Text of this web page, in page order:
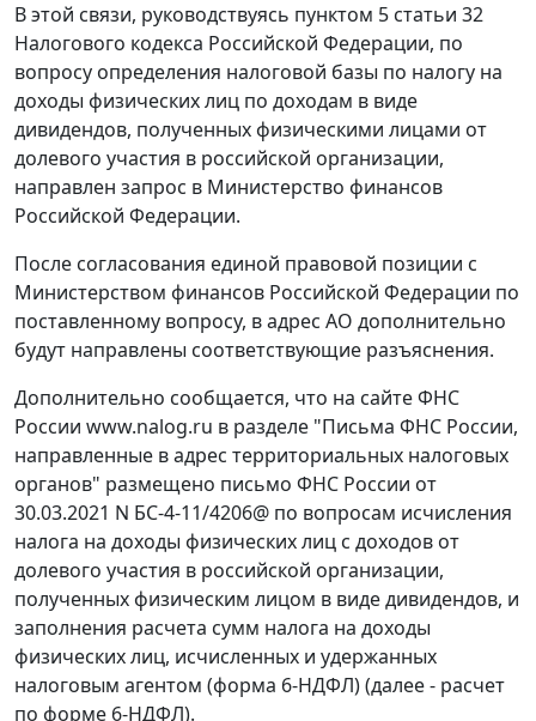
В этой связи, руководствуясь пунктом 5 статьи 32
Налогового кодекса Российской Федерации, по
вопросу определения налоговой базы по налогу на
доходы физических лиц по доходам в виде
дивидендов, полученных физическими лицами от
долевого участия в российской организации,
направлен запрос в Министерство финансов
Российской Федерации.
После согласования единой правовой позиции с
Министерством финансов Российской Федерации по
поставленному вопросу, в адрес АО дополнительно
будут направлены соответствующие разъяснения.
Дополнительно сообщается, что на сайте ФНС
России www.nalog.ru в разделе "Письма ФНС России,
направленные в адрес территориальных налоговых
органов" размещено письмо ФНС России от
30.03.2021 N БС-4-11/4206@ по вопросам исчисления
налога на доходы физических лиц с доходов от
долевого участия в российской организации,
полученных физическим лицом в виде дивидендов, и
заполнения расчета сумм налога на доходы
физических лиц, исчисленных и удержанных
налоговым агентом (форма 6-НДФЛ) (далее - расчет
по форме 6-НДФЛ).